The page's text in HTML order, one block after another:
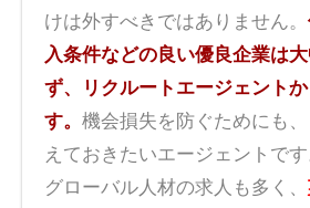
けは外すべきではありません。
入条件などの良い優良企業は
ず、リクルートエージェント
す。 機会損失を防ぐためにも
えておきたいエージェントです
グローバル人材の求人も多く、